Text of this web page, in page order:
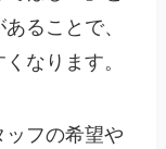
ることで、
なります。
ッフの希望や